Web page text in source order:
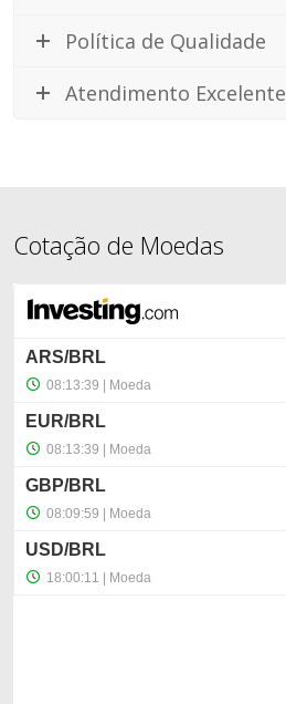
Política de Qualidade
Atendimento Excelente
Cotação de Moedas